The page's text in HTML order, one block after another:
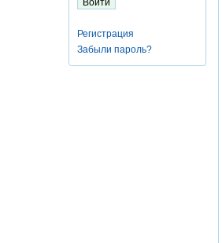
Регистрация
Забыли пароль?